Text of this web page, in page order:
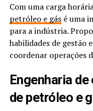
Com uma carga
petróleo e gásé uma
para a indústria.
habilidades de gestão
coordenar operações
Engenharia
de petróleo e